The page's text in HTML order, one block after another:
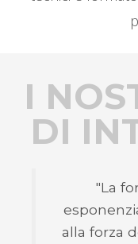
I
DI
"La
alla forza